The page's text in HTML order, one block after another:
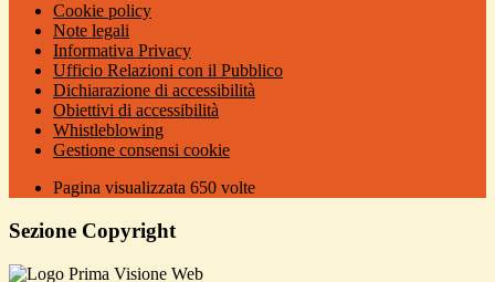
Cookie policy
Note legali
Informativa Privacy
Ufficio Relazioni con il Pubblico
Dichiarazione di accessibilità
Obiettivi di accessibilità
Whistleblowing
Gestione consensi cookie
Pagina visualizzata 650 volte
Sezione Copyright